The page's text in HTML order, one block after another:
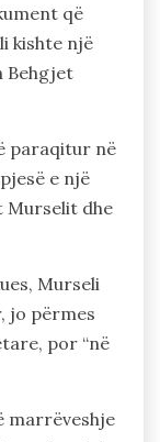
që
kishte një
Behgjet
paraqitur në
e një
Murselit dhe
Murseli
jo përmes
por “në
marrëveshje